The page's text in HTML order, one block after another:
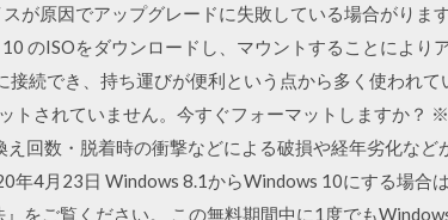
が原因でアップグレードに失敗している場合がりま
のISOをダウンロードし、マウントすることにより
続でき、持ち運びが便利という点から多く使われて
トされていません。今すぐフォーマットしますか？
回数・脱着時の衝撃などによる破損や経年劣化など
年4月23日 Windows 8.1からWindows 10にする場合
をご覧ください。 この無料期間中に1度でも